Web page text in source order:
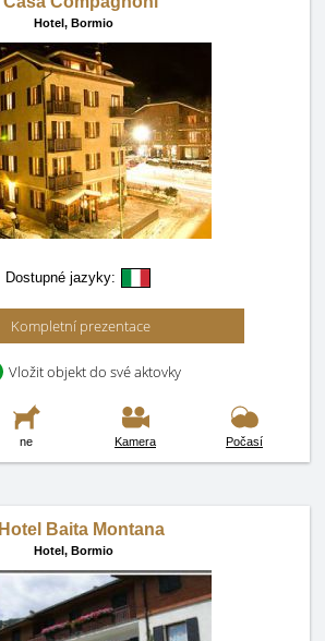
Hotel, Bormio
Dostupné jazyky:
Kompletní prezentace
Vložit objekt do své aktovky
ne Kamera Počasí
Hotel Baita Montana
Hotel, Bormio